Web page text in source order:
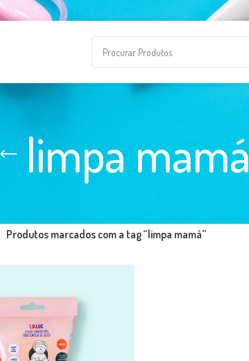
limpa mamá
Produtos marcados com a tag “limpa mamá”